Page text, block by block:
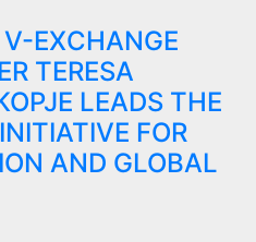
EXCHANGE
TERESA
LEADS THE
FOR
AND GLOBAL